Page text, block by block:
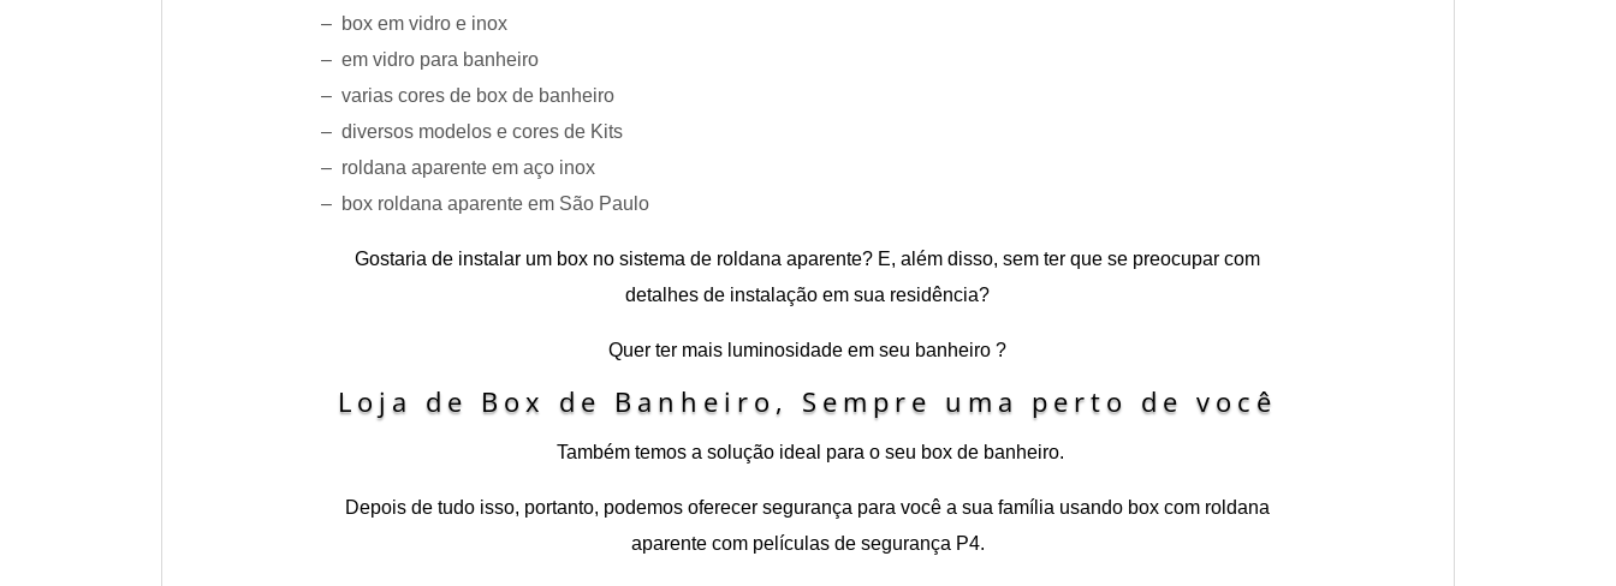
– box em vidro e inox
– em vidro para banheiro
– varias cores de box de banheiro
– diversos modelos e cores de Kits
– roldana aparente em aço inox
– box roldana aparente em São Paulo
Gostaria de instalar um box no sistema de roldana aparente? E, além disso, sem ter que se preocupar com
detalhes de instalação em sua residência?
Quer ter mais luminosidade em seu banheiro ?
Loja de Box de Banheiro, Sempre uma perto de você
Também temos a solução ideal para o seu box de banheiro.
Depois de tudo isso, portanto, podemos oferecer segurança para você a sua família usando box com roldana
aparente com películas de segurança P4.